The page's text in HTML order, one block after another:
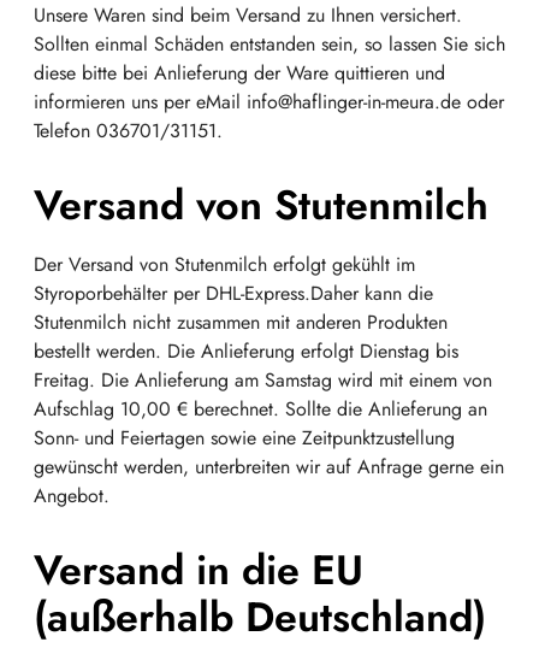
Unsere Waren sind beim Versand zu Ihnen versichert.
Sollten einmal Schäden entstanden sein, so lassen Sie sich
diese bitte bei Anlieferung der Ware quittieren und
informieren uns per eMail info@haflinger-in-meura.de oder
Telefon 036701/31151.
Versand von Stutenmilch
Der Versand von Stutenmilch erfolgt gekühlt im
Styroporbehälter per DHL-Express.Daher kann die
Stutenmilch nicht zusammen mit anderen Produkten
bestellt werden. Die Anlieferung erfolgt Dienstag bis
Freitag. Die Anlieferung am Samstag wird mit einem von
Aufschlag 10,00 € berechnet. Sollte die Anlieferung an
Sonn- und Feiertagen sowie eine Zeitpunktzustellung
gewünscht werden, unterbreiten wir auf Anfrage gerne ein
Angebot.
Versand in die EU
(außerhalb Deutschland)